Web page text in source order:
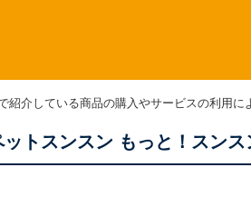
紹介している商品の購入やサービスの利用に
ットスンスン もっと！スン